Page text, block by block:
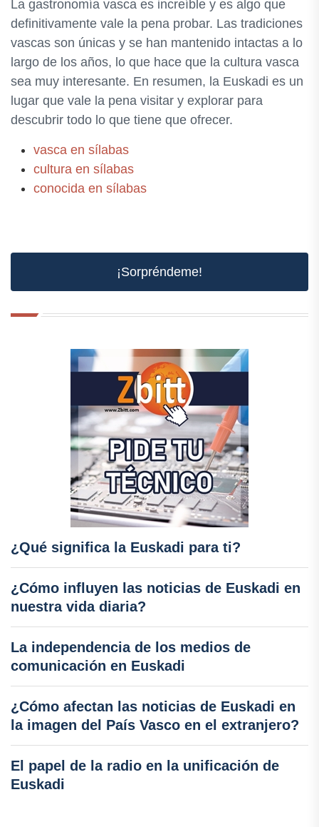
La gastronomía vasca es increíble y es algo que
definitivamente vale la pena probar. Las tradiciones
vascas son únicas y se han mantenido intactas a lo
largo de los años, lo que hace que la cultura vasca
sea muy interesante. En resumen, la Euskadi es un
lugar que vale la pena visitar y explorar para
descubrir todo lo que tiene que ofrecer.
vasca en sílabas
cultura en sílabas
conocida en sílabas
¡Sorpréndeme!
¿Qué significa la Euskadi para ti?
¿Cómo influyen las noticias de Euskadi en
nuestra vida diaria?
La independencia de los medios de
comunicación en Euskadi
¿Cómo afectan las noticias de Euskadi en
la imagen del País Vasco en el extranjero?
El papel de la radio en la unificación de
Euskadi